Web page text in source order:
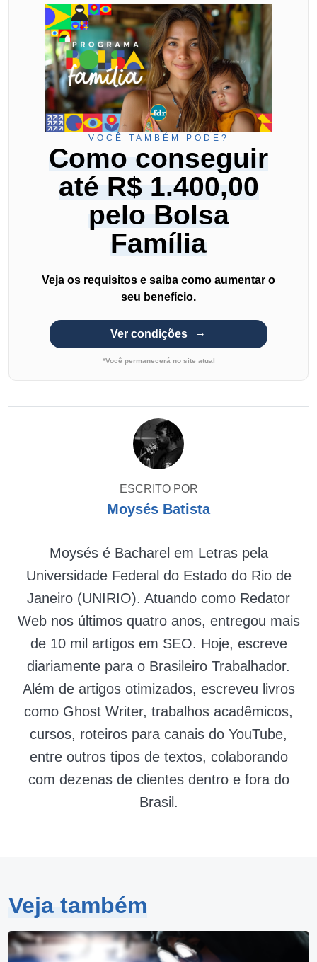
VOCÊ TAMBÉM PODE?
Como conseguir
até R$ 1.400,00
pelo Bolsa
Família
Veja os requisitos e saiba como aumentar o
seu benefício.
Ver condições
*Você permanecerá no site atual
ESCRITO POR
Moysés Batista
Moysés é Bacharel em Letras pela
Universidade Federal do Estado do Rio de
Janeiro (UNIRIO). Atuando como Redator
Web nos últimos quatro anos, entregou mais
de 10 mil artigos em SEO. Hoje, escreve
diariamente para o Brasileiro Trabalhador.
Além de artigos otimizados, escreveu livros
como Ghost Writer, trabalhos acadêmicos,
cursos, roteiros para canais do YouTube,
entre outros tipos de textos, colaborando
com dezenas de clientes dentro e fora do
Brasil.
Veja também